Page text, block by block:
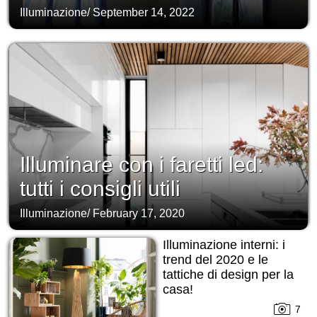
Illuminazione/ September 14, 2022
Illuminare con i faretti led:
tutti i consigli utili
Illuminazione/ February 17, 2020
Illuminazione interni: i
trend del 2020 e le
tattiche di design per la
casa!
7